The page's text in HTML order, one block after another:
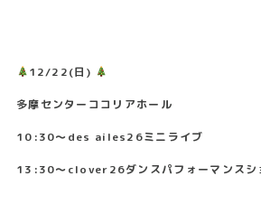
12/22(日)
多摩センターココリアホール
10:30〜des ailes26ミニライブ
13:30〜clover26ダンスパフォーマンスシ